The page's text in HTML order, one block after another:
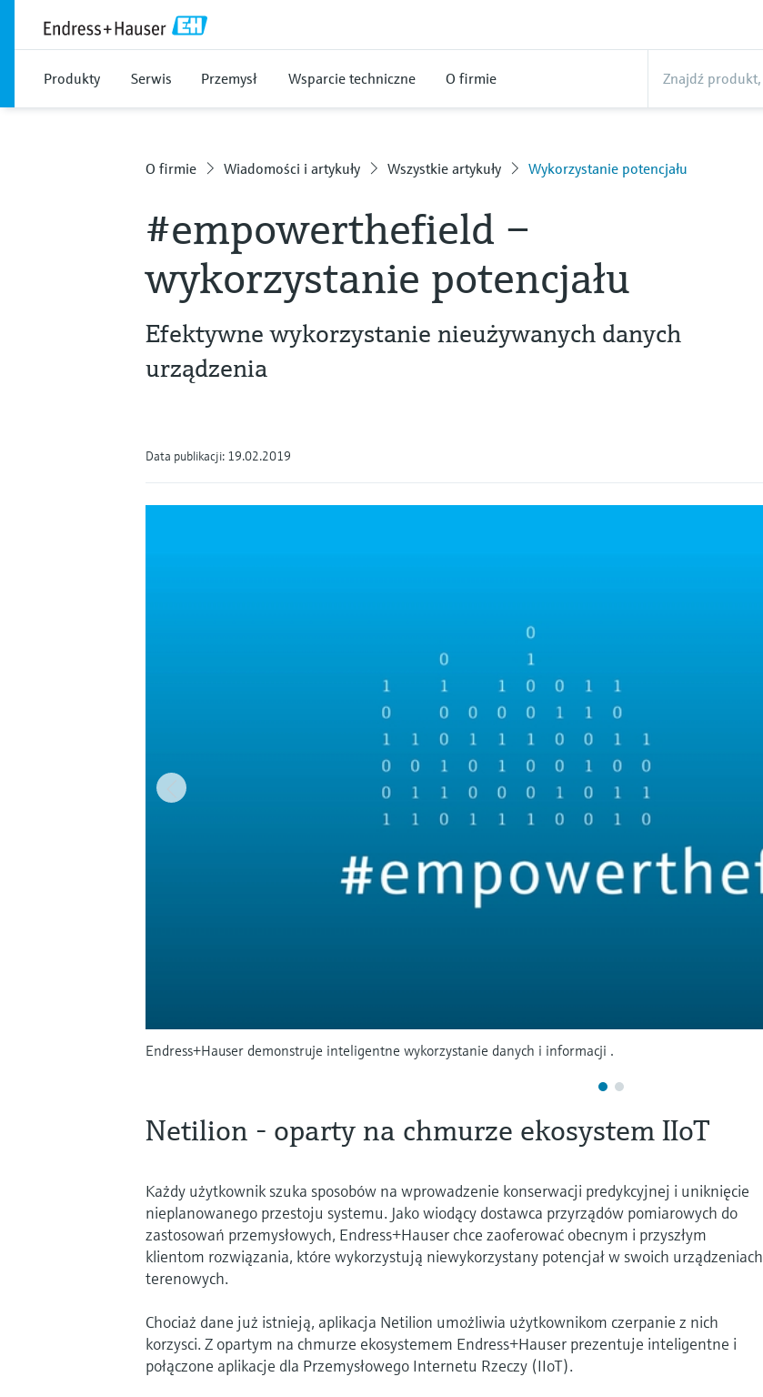
Produkty Serwis Przemysł Wsparcie techniczne O firmie
O firmie Wiadomości i artykuły Wszystkie artykuły Wykorzystanie potencjału
#empowerthefield –
wykorzystanie potencjału
Efektywne wykorzystanie nieużywanych danych
urządzenia
Data publikacji: 19.02.2019
Endress+Hauser demonstruje inteligentne wykorzystanie danych i informacji .
Netilion - oparty na chmurze ekosystem IIoT
Każdy użytkownik szuka sposobów na wprowadzenie konserwacji predykcyjnej i uniknięcie
nieplanowanego przestoju systemu. Jako wiodący dostawca przyrządów pomiarowych do
zastosowań przemysłowych, Endress+Hauser chce zaoferować obecnym i przyszłym
klientom rozwiązania, które wykorzystują niewykorzystany potencjał w swoich urządzeniach
terenowych.
Chociaż dane już istnieją, aplikacja Netilion umożliwia użytkownikom czerpanie z nich
korzysci. Z opartym na chmurze ekosystemem Endress+Hauser prezentuje inteligentne i
połączone aplikacje dla Przemysłowego Internetu Rzeczy (IIoT).